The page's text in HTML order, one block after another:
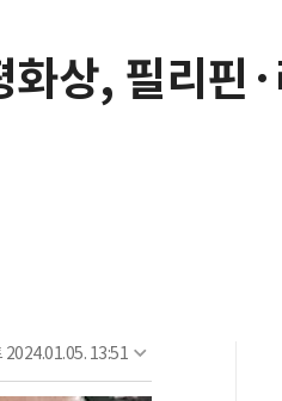
상, 필리핀
2024.01.05. 13:51